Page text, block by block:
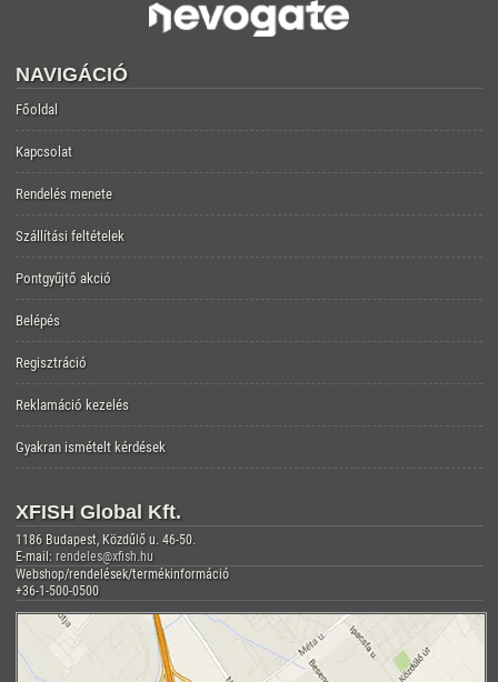
NAVIGÁCIÓ
Főoldal
Kapcsolat
Rendelés menete
Szállítási feltételek
Pontgyűjtő akció
Belépés
Regisztráció
Reklamáció kezelés
Gyakran ismételt kérdések
XFISH Global Kft.
1186 Budapest, Közdűlő u. 46-50.
E-mail: rendeles@xfish.hu
Webshop/rendelések/termékinformáció
+36-1-500-0500